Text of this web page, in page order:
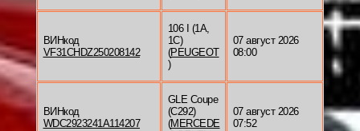
ВИНкод
VF31CHDZ250208142
106 I (1A,
1C)
(PEUGEOT
)
07 август 2026
08:00
ВИНкод
WDC2923241A114207
GLE Coupe
(C292)
(MERCEDE
07 август 2026
07:52